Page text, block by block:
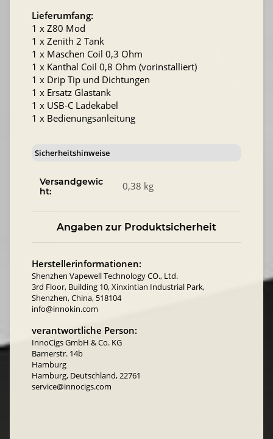
Lieferumfang:
1 x Z80 Mod
1 x Zenith 2 Tank
1 x Maschen Coil 0,3 Ohm
1 x Kanthal Coil 0,8 Ohm (vorinstalliert)
1 x Drip Tip und Dichtungen
1 x Ersatz Glastank
1 x USB-C Ladekabel
1 x Bedienungsanleitung
Sicherheitshinweise
Versandgewic
ht:
0,38 kg
Angaben zur Produktsicherheit
Herstellerinformationen:
Shenzhen Vapewell Technology CO., Ltd.
3rd Floor, Building 10, Xinxintian Industrial Park,
Shenzhen, China, 518104
info@innokin.com
verantwortliche Person:
InnoCigs GmbH & Co. KG
Barnerstr. 14b
Hamburg
Hamburg, Deutschland, 22761
service@innocigs.com